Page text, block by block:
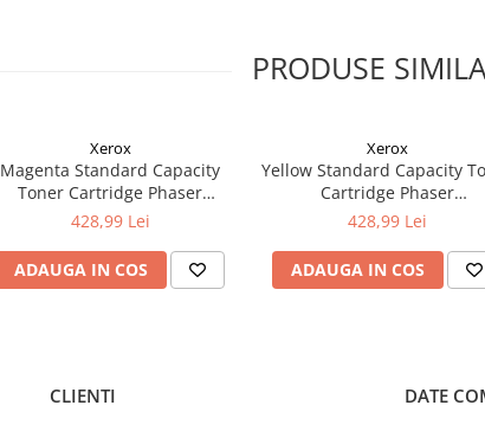
PRODUSE
Xerox
Magenta Standard Capacity
Toner Cartridge Phaser
6510/WorkCentre 6515
428,99 Lei
ADAUGA IN COS
Xerox
Yellow Standard Capacity
Cartridge Phaser
6510/WorkCentre 6515
428,99 Lei
ADAUGA IN COS
CLIENTI DATE